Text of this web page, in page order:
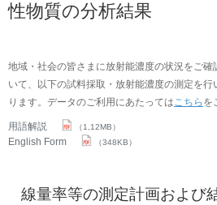
性物質の分析結果
地域・社会の皆さまに放射能濃度の状況をご
いて、以下の試料採取・放射能濃度の測定を
ります。データのご利用にあたってはこちら を
用語解説 （1,12MB）
English Form （348KB）
線量率等の測定計画および